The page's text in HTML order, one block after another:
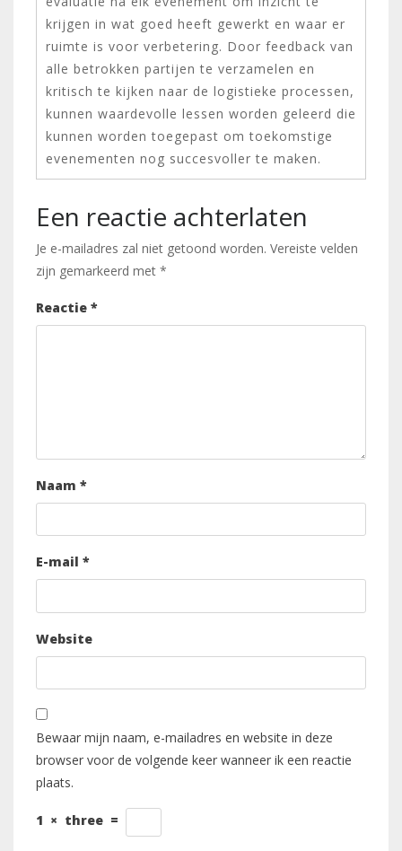
krijgen in wat goed heeft gewerkt en waar er
ruimte is voor verbetering. Door feedback van
alle betrokken partijen te verzamelen en
kritisch te kijken naar de logistieke processen,
kunnen waardevolle lessen worden geleerd die
kunnen worden toegepast om toekomstige
evenementen nog succesvoller te maken.
Een reactie achterlaten
Je e-mailadres zal niet getoond worden. Vereiste velden
zijn gemarkeerd met *
Reactie *
Naam *
E-mail *
Website
Bewaar mijn naam, e-mailadres en website in deze
browser voor de volgende keer wanneer ik een reactie
plaats.
1 × three =